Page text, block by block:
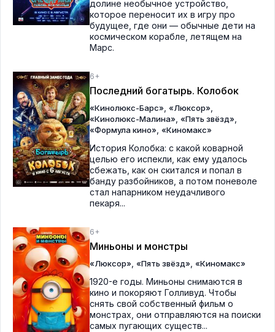
долине необычное устройство,
которое переносит их в игру про
будущее, где они — обычные дети на
космическом корабле, летящем на
Марс.
6+
Последний богатырь. Колобок
«Кинолюкс-Барс», «Люксор»,
«Кинолюкс-Малина», «Пять звёзд»,
«Формула кино», «Киномакс»
История Колобка: с какой коварной
целью его испекли, как ему удалось
сбежать, как он скитался и попал в
банду разбойников, а потом поневоле
стал напарником неудачливого
пекаря...
6+
Миньоны и монстры
«Люксор», «Пять звёзд», «Киномакс»
1920-е годы. Миньоны снимаются в
кино и покоряют Голливуд. Чтобы
снять свой собственный фильм о
монстрах, они отправляются на поиски
самых пугающих существ...